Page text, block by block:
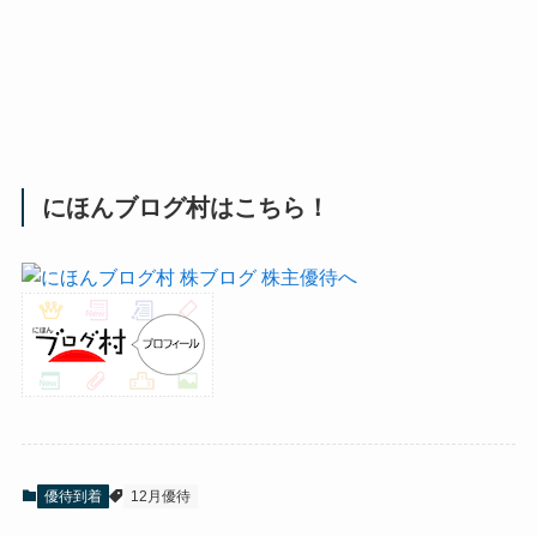
にほんブログ村はこちら！
優待到着 12月優待